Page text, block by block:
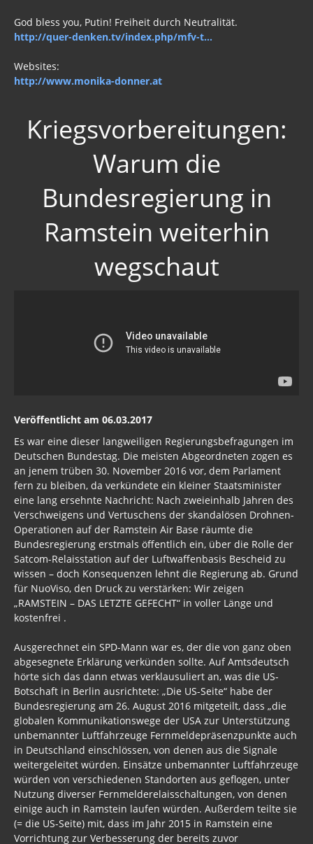
God bless you, Putin! Freiheit durch Neutralität.
http://quer-denken.tv/index.php/mfv-t...
Websites:
http://www.monika-donner.at
Kriegsvorbereitungen:
Warum die
Bundesregierung in
Ramstein weiterhin
wegschaut
Veröffentlicht am 06.03.2017
Es war eine dieser langweiligen Regierungsbefragungen im
Deutschen Bundestag. Die meisten Abgeordneten zogen es
an jenem trüben 30. November 2016 vor, dem Parlament
fern zu bleiben, da verkündete ein kleiner Staatsminister
eine lang ersehnte Nachricht: Nach zweieinhalb Jahren des
Verschweigens und Vertuschens der skandalösen Drohnen-
Operationen auf der Ramstein Air Base räumte die
Bundesregierung erstmals öffentlich ein, über die Rolle der
Satcom-Relaisstation auf der Luftwaffenbasis Bescheid zu
wissen – doch Konsequenzen lehnt die Regierung ab. Grund
für NuoViso, den Druck zu verstärken: Wir zeigen
„RAMSTEIN – DAS LETZTE GEFECHT“ in voller Länge und
kostenfrei .
Ausgerechnet ein SPD-Mann war es, der die von ganz oben
abgesegnete Erklärung verkünden sollte. Auf Amtsdeutsch
hörte sich das dann etwas verklausuliert an, was die US-
Botschaft in Berlin ausrichtete: „Die US-Seite“ habe der
Bundesregierung am 26. August 2016 mitgeteilt, dass „die
globalen Kommunikationswege der USA zur Unterstützung
unbemannter Luftfahrzeuge Fernmeldepräsenzpunkte auch
in Deutschland einschlössen, von denen aus die Signale
weitergeleitet würden. Einsätze unbemannter Luftfahrzeuge
würden von verschiedenen Standorten aus geflogen, unter
Nutzung diverser Fernmelderelaisschaltungen, von denen
einige auch in Ramstein laufen würden. Außerdem teilte sie
(= die US-Seite) mit, dass im Jahr 2015 in Ramstein eine
Vorrichtung zur Verbesserung der bereits zuvor